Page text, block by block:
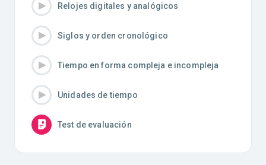
Relojes digitales y analógicos
Siglos y orden cronológico
Tiempo en forma compleja e incompleja
Unidades de tiempo
Test de evaluación